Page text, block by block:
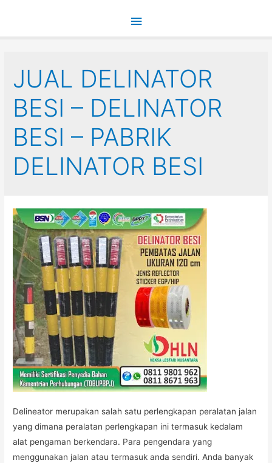
Main
JUAL DELINATOR
BESI – DELINATOR
BESI – PABRIK
DELINATOR BESI
Delineator merupakan salah satu perlengkapan peralatan jalan
yang dimana peralatan perlengkapan ini termasuk kedalam
alat pengaman berkendara. Para pengendara yang
menggunakan jalan atau termasuk anda sendiri. Anda banyak